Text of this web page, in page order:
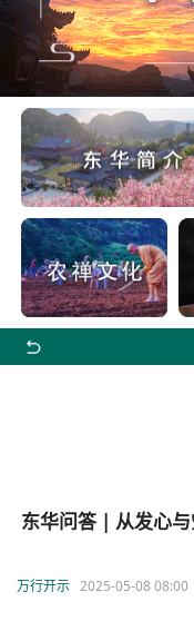
东华问答 | 从发心
万行开示 2025-05-08 08:00